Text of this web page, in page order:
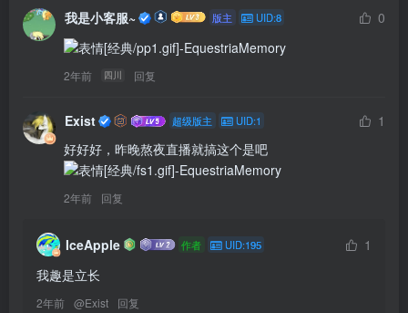
我是小客服~ 版主 UID:8 0
2年前 四川 回复
Exist 超级版主 UID:1
1
好好好，昨晚熬夜直播就搞这个是吧
2年前 回复
IceApple 作者 UID:195
1
我趣是立长
2年前 @Exist 回复